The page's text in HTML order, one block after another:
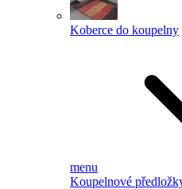
Koberce do koupelny
menu
Koupelnové